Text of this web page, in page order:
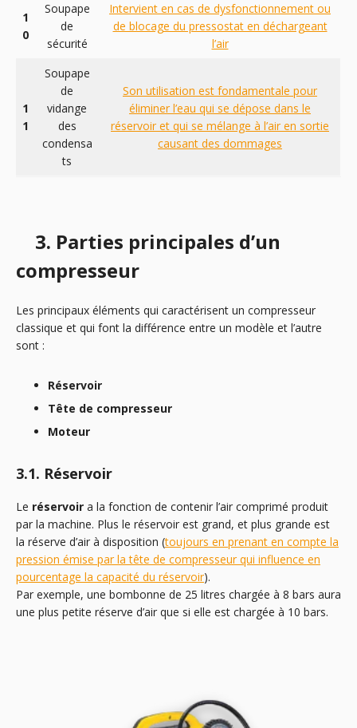
1
0
Soupape
de
sécurité
Intervient en cas de dysfonctionnement ou
de blocage du pressostat en déchargeant
l’air
1
1
Soupape
de
vidange
des
condensa
ts
Son utilisation est fondamentale pour
éliminer l’eau qui se dépose dans le
réservoir et qui se mélange à l’air en sortie
causant des dommages
3. Parties principales d’un
compresseur
Les principaux éléments qui caractérisent un compresseur
classique et qui font la différence entre un modèle et l’autre
sont :
Réservoir
Tête de compresseur
Moteur
3.1. Réservoir
Le réservoir a la fonction de contenir l’air comprimé produit
par la machine. Plus le réservoir est grand, et plus grande est
la réserve d’air à disposition (toujours en prenant en compte la
pression émise par la tête de compresseur qui influence en
pourcentage la capacité du réservoir).
Par exemple, une bombonne de 25 litres chargée à 8 bars aura
une plus petite réserve d’air que si elle est chargée à 10 bars.